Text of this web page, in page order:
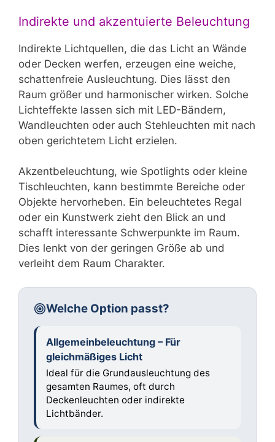
Indirekte und akzentuierte Beleuchtung
Indirekte Lichtquellen, die das Licht an Wände
oder Decken werfen, erzeugen eine weiche,
schattenfreie Ausleuchtung. Dies lässt den
Raum größer und harmonischer wirken. Solche
Lichteffekte lassen sich mit LED-Bändern,
Wandleuchten oder auch Stehleuchten mit nach
oben gerichtetem Licht erzielen.
Akzentbeleuchtung, wie Spotlights oder kleine
Tischleuchten, kann bestimmte Bereiche oder
Objekte hervorheben. Ein beleuchtetes Regal
oder ein Kunstwerk zieht den Blick an und
schafft interessante Schwerpunkte im Raum.
Dies lenkt von der geringen Größe ab und
verleiht dem Raum Charakter.
Welche Option passt?
Allgemeinbeleuchtung – Für
gleichmäßiges Licht
Ideal für die Grundausleuchtung des
gesamten Raumes, oft durch
Deckenleuchten oder indirekte
Lichtbänder.